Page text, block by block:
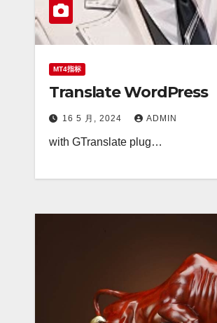
MT4指标
Translate WordPress
16 5 月, 2024 ADMIN
with GTranslate plug…